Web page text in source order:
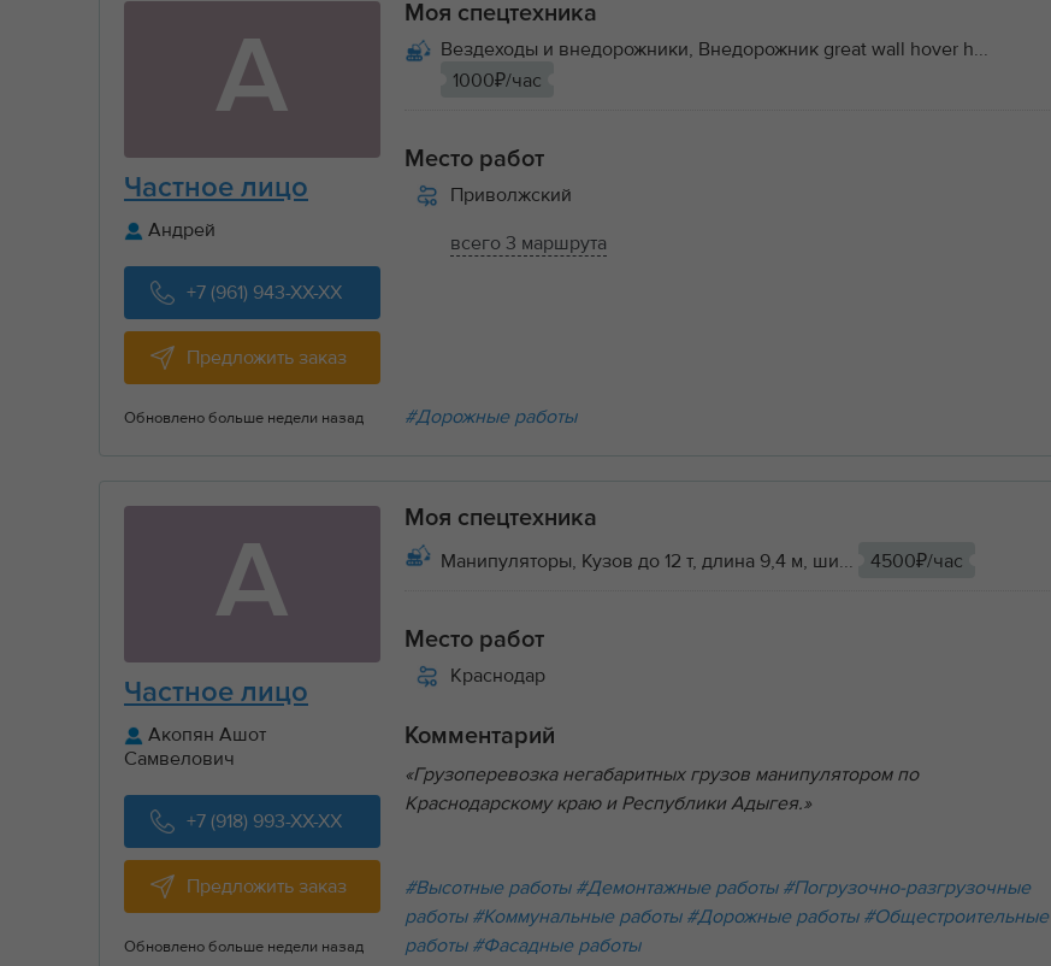
А
Частное лицо
Андрей
+7 (961) 943-XX-XX
Предложить заказ
Обновлено больше недели назад
Моя спецтехника
Вездеходы и внедорожники, Внедорожник great wall hover h...
1000₽/час
Место работ
Приволжский
всего 3 маршрута
#Дорожные работы
А
Частное лицо
Акопян Ашот
Самвелович
+7 (918) 993-XX-XX
Предложить заказ
Обновлено больше недели назад
Моя спецтехника
Манипуляторы, Кузов до 12 т, длина 9,4 м, ши...
4500₽/час
Место работ
Краснодар
Комментарий
«Грузоперевозка негабаритных грузов манипулятором по
Краснодарскому краю и Республики Адыгея.»
#Высотные работы #Демонтажные работы #Погрузочно-разгрузочные
работы #Коммунальные работы #Дорожные работы #Общестроительные
работы #Фасадные работы